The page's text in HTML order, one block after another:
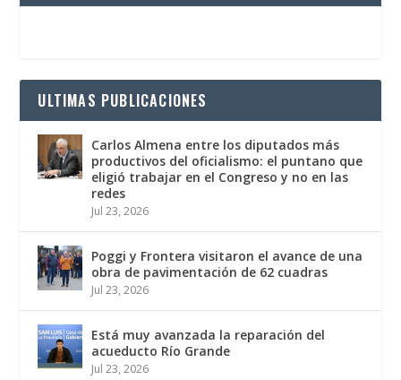
ULTIMAS PUBLICACIONES
Carlos Almena entre los diputados más
productivos del oficialismo: el puntano que
eligió trabajar en el Congreso y no en las
redes
Jul 23, 2026
Poggi y Frontera visitaron el avance de una
obra de pavimentación de 62 cuadras
Jul 23, 2026
Está muy avanzada la reparación del
acueducto Río Grande
Jul 23, 2026